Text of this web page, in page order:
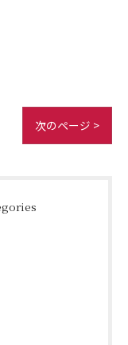
次のページ >